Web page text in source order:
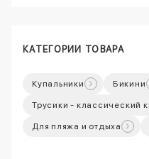
КАТЕГОРИИ ТОВАРА
Купальники Бикини
Трусики - классический
Для пляжа и отдыха